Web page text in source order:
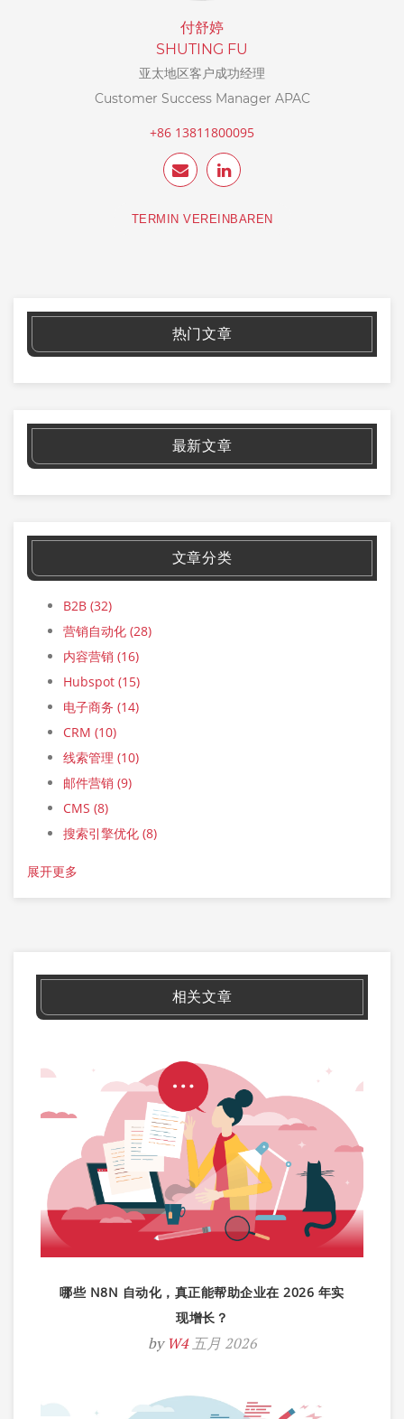
付舒婷
SHUTING FU
亚太地区客户成功经理
Customer Success Manager APAC
+86 13811800095
TERMIN VEREINBAREN
热门文章
最新文章
文章分类
B2B (32)
营销自动化 (28)
内容营销 (16)
Hubspot (15)
电子商务 (14)
CRM (10)
线索管理 (10)
邮件营销 (9)
CMS (8)
搜索引擎优化 (8)
展开更多
相关文章
哪些 N8N 自动化，真正能帮助企业在 2026 年实
现增长？
by W4 五月 2026